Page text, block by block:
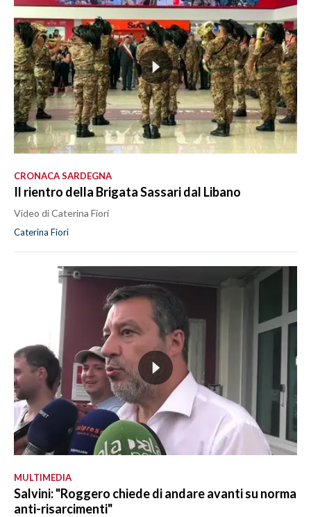
CRONACA SARDEGNA
Il rientro della Brigata Sassari dal Libano
Video di Caterina Fiori
Caterina Fiori
MULTIMEDIA
Salvini: "Roggero chiede di andare avanti su norma
anti-risarcimenti"